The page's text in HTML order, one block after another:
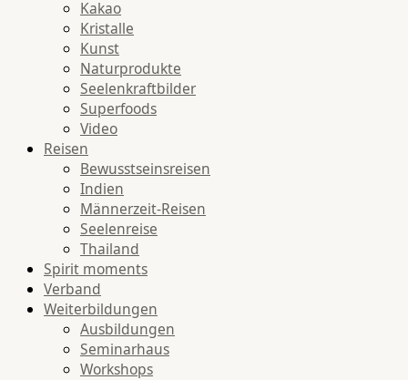
Kakao
Kristalle
Kunst
Naturprodukte
Seelenkraftbilder
Superfoods
Video
Reisen
Bewusstseinsreisen
Indien
Männerzeit-Reisen
Seelenreise
Thailand
Spirit moments
Verband
Weiterbildungen
Ausbildungen
Seminarhaus
Workshops